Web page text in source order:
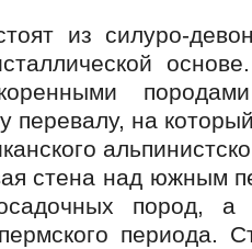
из силуро-
перевалу, на
стена над южным
пород,
периода.